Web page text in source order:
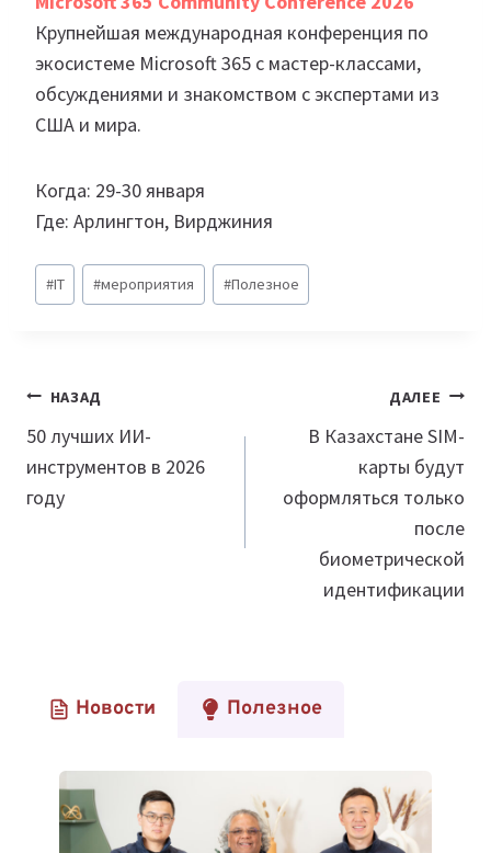
Крупнейшая международная конференция по
экосистеме Microsoft 365 с мастер-классами,
обсуждениями и знакомством с экспертами из
США и мира.
Когда: 29-30 января
Где: Арлингтон, Вирджиния
Метки
записи:
#IT #мероприятия #Полезное
Навигация
по
записям
НАЗАД
50 лучших ИИ-
инструментов в 2026
году
ДАЛЕЕ
В Казахстане SIM-
карты будут
оформляться только
после
биометрической
идентификации
Новости Полезное